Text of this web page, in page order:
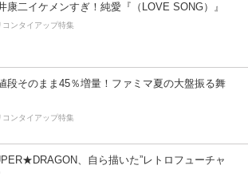
康二イケメンすぎ！純愛『（LOVE SONG）』
コンタイアップ特集
段そのまま45％増量！ファミマ夏の大盤振る舞
コンタイアップ特集
、自ら描いた”レトロフューチャ